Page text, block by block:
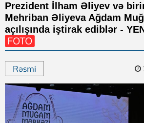
Prezident İlham Əliyev və
Mehriban Əliyeva Ağdam
açılışında iştirak ediblər -
FOTO
Rəsmi